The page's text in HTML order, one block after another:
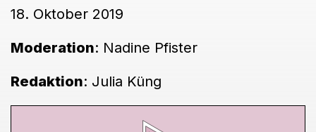
18. Oktober 2019
Moderation: Nadine Pfister
Redaktion: Julia Küng